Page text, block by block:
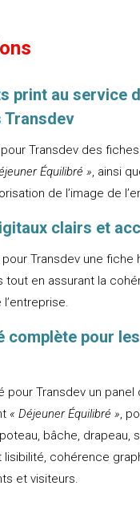
print au service
Transdev
pour Transdev des
Équilibré », ainsi
de l’image de
clairs et
pour Transdev une
tout en assurant la
complète pour
pour Transdev un
« Déjeuner Équilibré »,
bâche, drapeau,
lisibilité, cohérence
et visiteurs.